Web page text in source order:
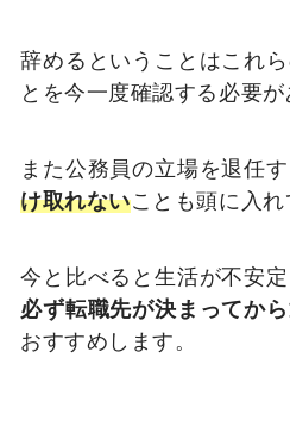
辞めるということはこれ
とを今一度確認する必要が
また公務員の立場を退任
け取れないことも頭に入れ
今と比べると生活が不安
必ず転職先が決まってか
おすすめします。